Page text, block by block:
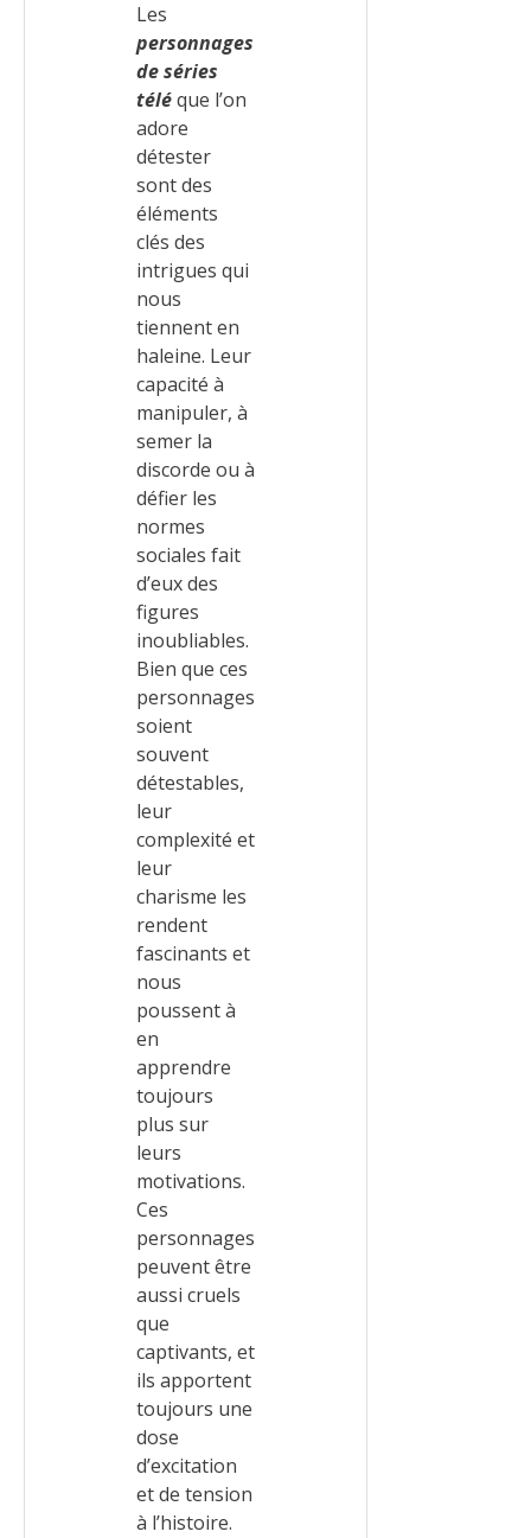
Les
personnages
de séries
téléque l’on
adore
détester
sont des
éléments
clés des
intrigues qui
nous
tiennent en
haleine. Leur
capacité à
manipuler, à
semer la
discorde ou à
défier les
normes
sociales fait
d’eux des
figures
inoubliables.
Bien que ces
personnages
soient
souvent
détestables,
leur
complexité et
leur
charisme les
rendent
fascinants et
nous
poussent à
en
apprendre
toujours
plus sur
leurs
motivations.
Ces
personnages
peuvent être
aussi cruels
que
captivants, et
ils apportent
toujours une
dose
d’excitation
et de tension
à l’histoire.